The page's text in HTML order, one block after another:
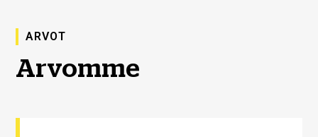
ARVOT
Arvomme